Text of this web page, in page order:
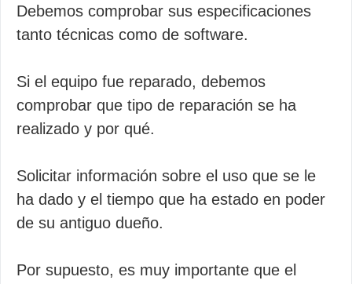
Debemos comprobar sus especificaciones
tanto técnicas como de software.
Si el equipo fue reparado, debemos
comprobar que tipo de reparación se ha
realizado y por qué.
Solicitar información sobre el uso que se le
ha dado y el tiempo que ha estado en poder
de su antiguo dueño.
Por supuesto, es muy importante que el